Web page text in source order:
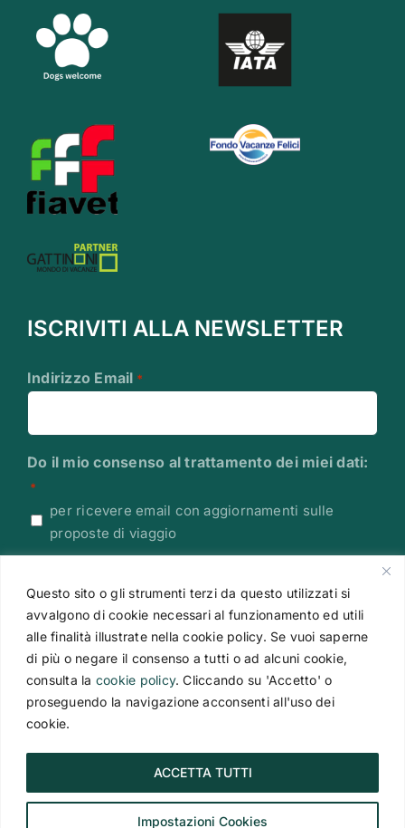
Questo sito o gli strumenti terzi da questo utilizzati si
avvalgono di cookie necessari al funzionamento ed utili
alle finalità illustrate nella cookie policy. Se vuoi saperne
di più o negare il consenso a tutti o ad alcuni cookie,
consulta la cookie policy. Cliccando su 'Accetto' o
proseguendo la navigazione acconsenti all'uso dei
cookie.
Impostazioni Cookies
ACCETTA TUTTI
ISCRIVITI ALLA NEWSLETTER
Indirizzo Email *
Do il mio consenso al trattamento dei miei dati:
*
per ricevere email con aggiornamenti sulle
proposte di viaggio
CAPTCHA